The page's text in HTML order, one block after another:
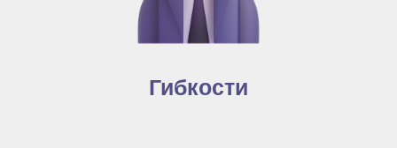
Гибкости